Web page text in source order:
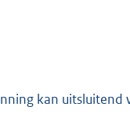
kan uitsluitend